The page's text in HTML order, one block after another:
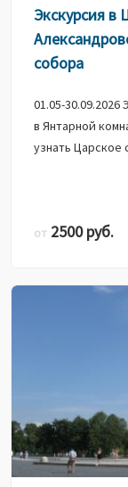
Экскурсия в
собора
01.05-
в Янтарной
узнать Царское
от 2500 руб.